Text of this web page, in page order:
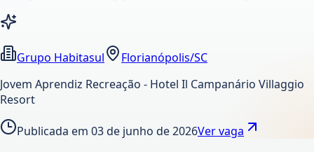
Grupo Habitasul
Florianópolis/SC
Jovem Aprendiz Recreação - Hotel Il Campanário Villaggio
Resort
Publicada em 03 de junho de 2026Ver vaga